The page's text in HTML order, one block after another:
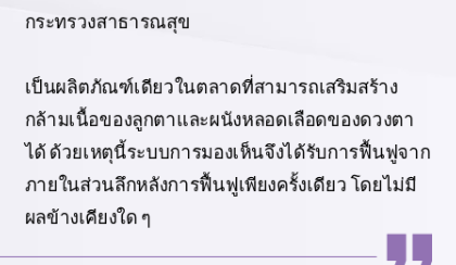
กระทรวงสาธารณสุข
เป็นผลิตภัณฑ์เดียวในตลาดที่สามารถเสริมสร้าง
กล้ามเนื้อของลูกตาและผนังหลอดเลือดของดวงตา
ได้ ด้วยเหตุนี้ระบบการมองเห็นจึงได้รับการฟื้นฟูจาก
ภายในส่วนลึกหลังการฟื้นฟูเพียงครั้งเดียว โดยไม่มี
ผลข้างเคียงใด ๆ